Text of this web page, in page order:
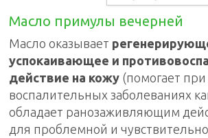
Масло примулы вечерней
Масло оказывает
успокаивающее и
действие на кожу (помогает при
воспалительных заболеваниях
обладает ранозаживляющим
для проблемной и